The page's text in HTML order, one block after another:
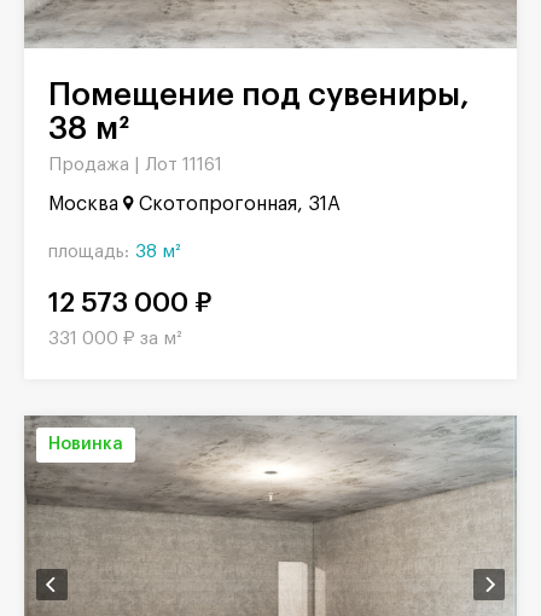
Помещение под сувениры,
38 м²
Продажа | Лот 11161
Москва Скотопрогонная, 31А
площадь: 38 м²
12 573 000 ₽
331 000 ₽ за м²
Новинка